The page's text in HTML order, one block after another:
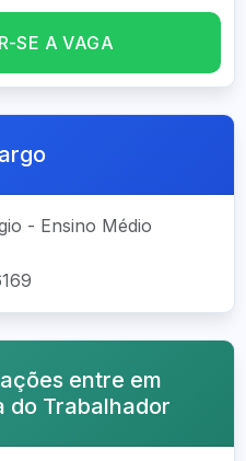
SE A VAGA
- Ensino Médio
entre em
do Trabalhador